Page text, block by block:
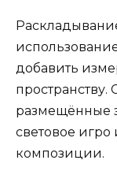
добавить
пространству.
размещённые
световое
композиции.